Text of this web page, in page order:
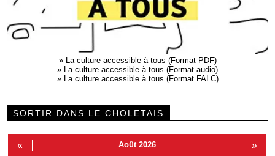
» La culture accessible à tous (Format PDF)
» La culture accessible à tous (Format audio)
» La culture accessible à tous (Format FALC)
SORTIR DANS LE CHOLETAIS
« Août 2026 »